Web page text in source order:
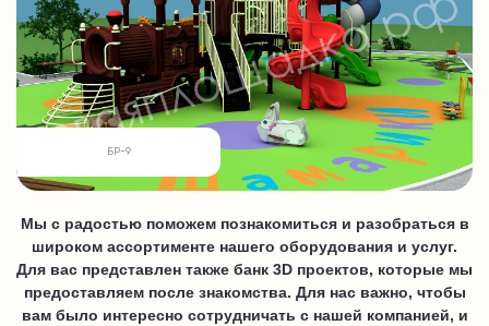
БР-9
Мы с радостью поможем познакомиться и разобраться в
широком ассортименте нашего оборудования и услуг.
Для вас представлен также банк 3D проектов, которые мы
предоставляем после знакомства. Для нас важно, чтобы
вам было интересно сотрудничать с нашей компанией, и